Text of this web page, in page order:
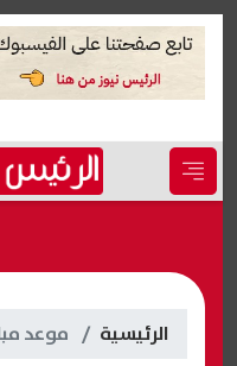
الرئيسية موعد